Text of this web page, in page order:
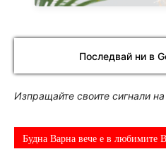
Последвай ни в
Изпращайте своите сигнали на
Будна Варна вече е в любимите